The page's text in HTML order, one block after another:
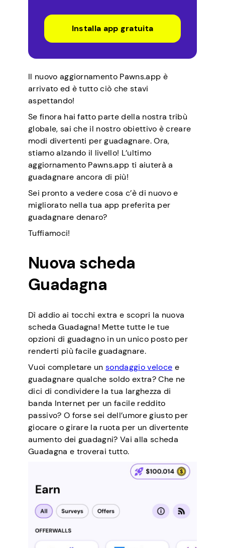
Installa app gratuita
Il nuovo aggiornamento Pawns.app è
arrivato ed è tutto ciò che stavi
aspettando!
Se finora hai fatto parte della nostra tribù
globale, sai che il nostro obiettivo è creare
modi divertenti per guadagnare. Ora,
stiamo alzando il livello! L’ultimo
aggiornamento Pawns.app ti aiuterà a
guadagnare ancora di più!
Sei pronto a vedere cosa c’è di nuovo e
migliorato nella tua app preferita per
guadagnare denaro?
Tuffiamoci!
Nuova scheda
Guadagna
Dì addio ai tocchi extra e scopri la nuova
scheda Guadagna! Mette tutte le tue
opzioni di guadagno in un unico posto per
renderti più facile guadagnare.
Vuoi completare unsondaggio veloce e
guadagnare qualche soldo extra? Che ne
dici di condividere la tua larghezza di
banda Internet per un facile reddito
passivo? O forse sei dell’umore giusto per
giocare o girare la ruota per un divertente
aumento dei guadagni? Vai alla scheda
Guadagna e troverai tutto.